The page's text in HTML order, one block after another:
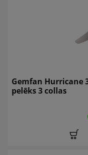
Gemfan Hurricane
pelēks 3 collas